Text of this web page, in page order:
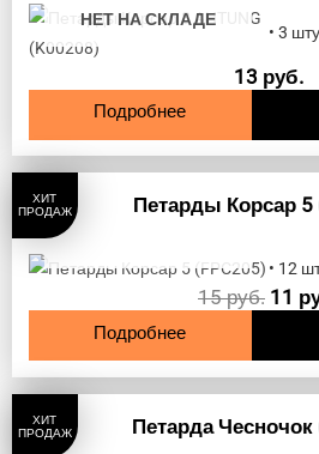
НЕТ НА СКЛАДЕ
• 3
13 руб.
Подробнее
ХИТ
ПРОДАЖ
Петарды Корсар 5
• 12
15руб. 11
Подробнее
ХИТ
ПРОДАЖ
Петарда Чесночок